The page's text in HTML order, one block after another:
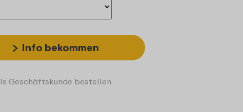
Info bekommen
Geschäftskunde bestellen